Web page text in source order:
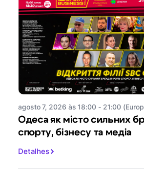
agosto 7, 2026 às 18:00 - 21:00
Одеса як місто сильних
спорту, бізнесу та медіа
Detalhes